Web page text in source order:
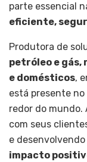
parte essencial
eficiente,
Produtora de
petróleo e gás,
e domésticos,
está presente no
redor do mundo.
com seus
e desenvolvendo
impacto